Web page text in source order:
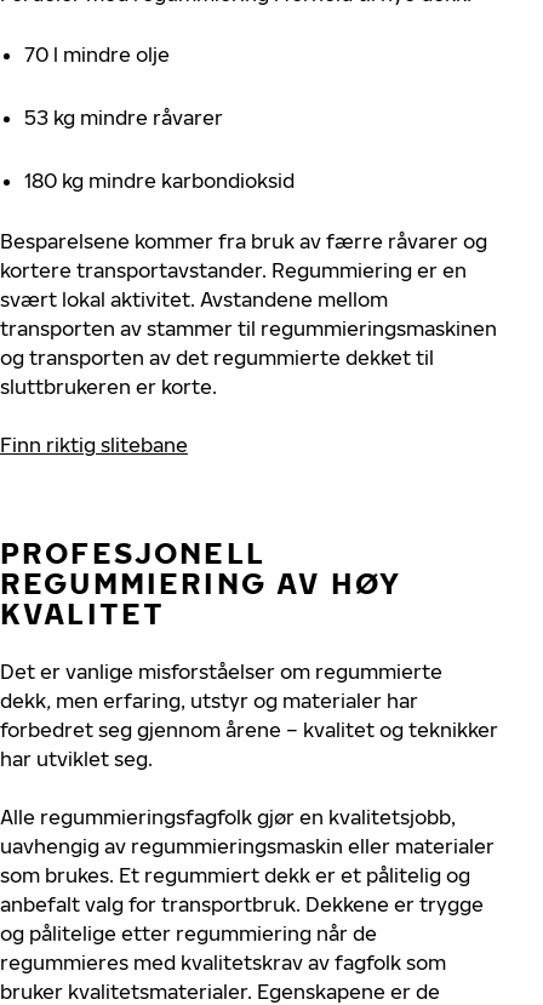
70 l mindre olje
53 kg mindre råvarer
180 kg mindre karbondioksid
Besparelsene kommer fra bruk av færre råvarer og
kortere transportavstander. Regummiering er en
svært lokal aktivitet. Avstandene mellom
transporten av stammer til regummieringsmaskinen
og transporten av det regummierte dekket til
sluttbrukeren er korte.
Finn riktig slitebane
PROFESJONELL
REGUMMIERING AV HØY
KVALITET
Det er vanlige misforståelser om regummierte
dekk, men erfaring, utstyr og materialer har
forbedret seg gjennom årene – kvalitet og teknikker
har utviklet seg.
Alle regummieringsfagfolk gjør en kvalitetsjobb,
uavhengig av regummieringsmaskin eller materialer
som brukes. Et regummiert dekk er et pålitelig og
anbefalt valg for transportbruk. Dekkene er trygge
og pålitelige etter regummiering når de
regummieres med kvalitetskrav av fagfolk som
bruker kvalitetsmaterialer. Egenskapene er de